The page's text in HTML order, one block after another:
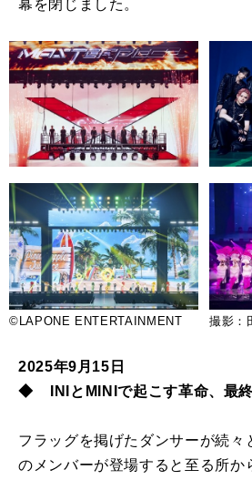
幕を閉じました。
©LAPONE ENTERTAINMENT 撮影：
2025年9月15日
◆ INIとMINIで起こす革命、最終
フラッグを掲げたダンサーが続々
のメンバーが登場すると至る所か